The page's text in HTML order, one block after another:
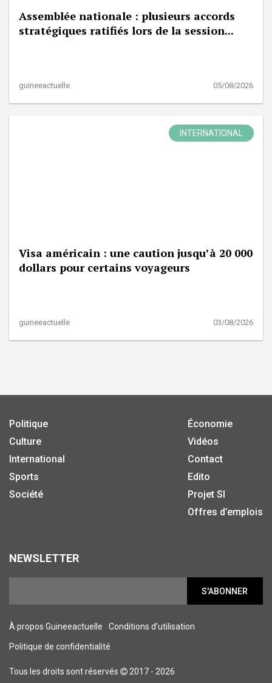
Assemblée nationale : plusieurs accords
stratégiques ratifiés lors de la session...
guineeactuelle 05/08/2026
INTERNATIONAL
Visa américain : une caution jusqu’à 20 000
dollars pour certains voyageurs
guineeactuelle 03/08/2026
Politique
Culture
International
Sports
Société
Économie
Vidéos
Contact
Edito
Projet SI
Offres d’emplois
NEWSLETTER
S'ABONNER
À propos Guineeactuelle Conditions d’utilisation
Politique de confidentialité
Tous les droits sont réservés 2017 - 2026